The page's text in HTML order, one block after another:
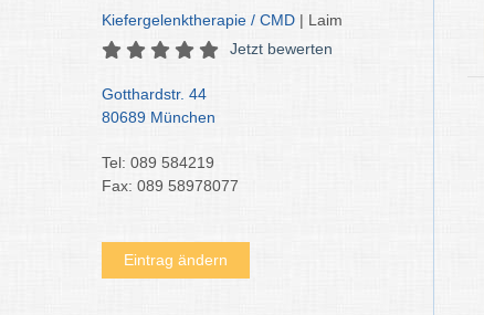
Kiefergelenktherapie / CMD | Laim
Jetzt bewerten
Gotthardstr. 44
80689 München
Tel: 089 584219
Fax: 089 58978077
Eintrag ändern